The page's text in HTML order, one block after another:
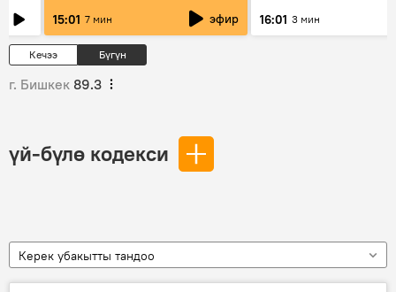
15:01 7 мин эфир
16:01 3 мин
Кечээ Бүгүн
г. Бишкек 89.3
үй-бүлө кодекси
Керек убакытты тандоо